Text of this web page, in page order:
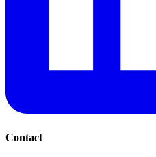
Contact